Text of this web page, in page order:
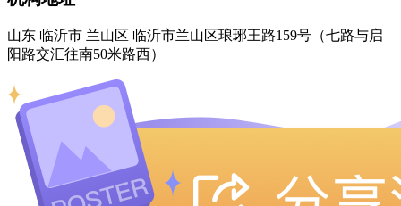
山东 临沂市 兰山区 临沂市兰山区琅琊王路159号（七路与启
阳路交汇往南50米路西）